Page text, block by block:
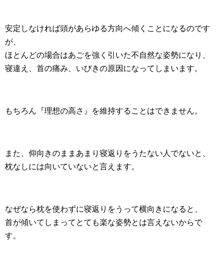
安定しなければ頭があらゆる方向へ傾くことになるのです
が、
ほとんどの場合はあごを強く引いた不自然な姿勢になり、
寝違え、首の痛み、いびきの原因になってしまいます。
もちろん『理想の高さ』を維持することはできません。
また、仰向きのままあまり寝返りをうたない人でないと、
枕なしには向いていないと言えます。
なぜなら枕を使わずに寝返りをうって横向きになると、
首が傾いてしまってとても楽な姿勢とは言えないからで
す。